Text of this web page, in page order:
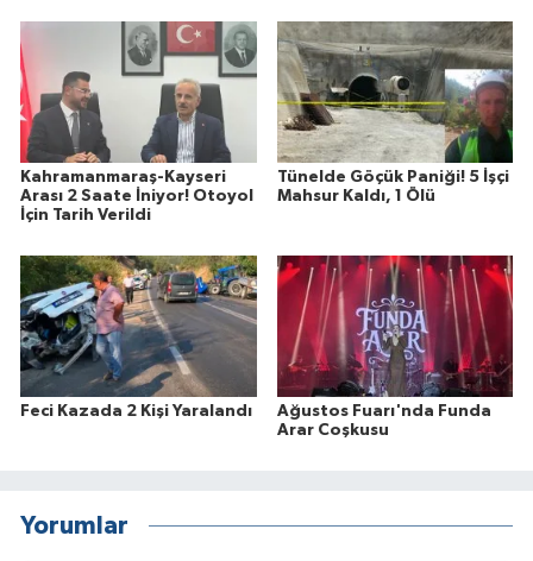
Kahramanmaraş-Kayseri
Arası 2 Saate İniyor! Otoyol
İçin Tarih Verildi
Tünelde Göçük Paniği! 5 İşçi
Mahsur Kaldı, 1 Ölü
Feci Kazada 2 Kişi Yaralandı
Ağustos Fuarı'nda Funda
Arar Coşkusu
Yorumlar